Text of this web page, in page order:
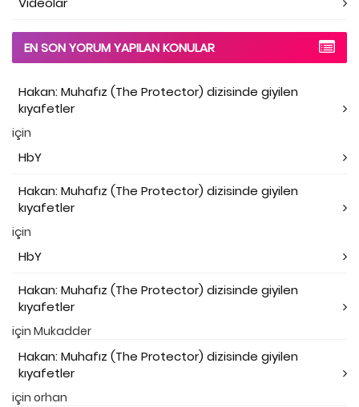
EN SON YORUM YAPILAN KONULAR
Hakan: Muhafız (The Protector) dizisinde giyilen
kıyafetler
için
HbY
Hakan: Muhafız (The Protector) dizisinde giyilen
kıyafetler
için
HbY
Hakan: Muhafız (The Protector) dizisinde giyilen
kıyafetler
için Mukadder
Hakan: Muhafız (The Protector) dizisinde giyilen
kıyafetler
için orhan